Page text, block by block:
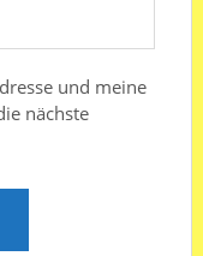
und meine
nächste